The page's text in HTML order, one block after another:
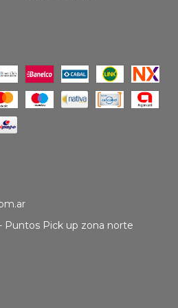
Puntos Pick up zona norte